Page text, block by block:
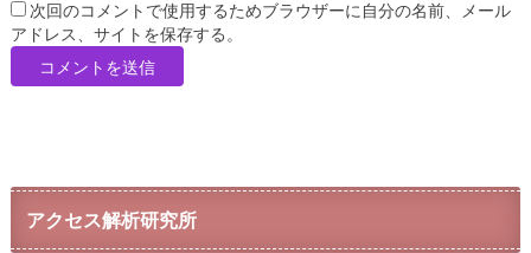
次回のコメントで使用するためブラウザーに自分の名前、メール
アドレス、サイトを保存する。
アクセス解析研究所